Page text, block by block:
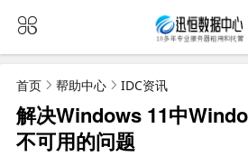
首页 帮助中心 IDC资讯
解决Windows 11中
不可用的问题